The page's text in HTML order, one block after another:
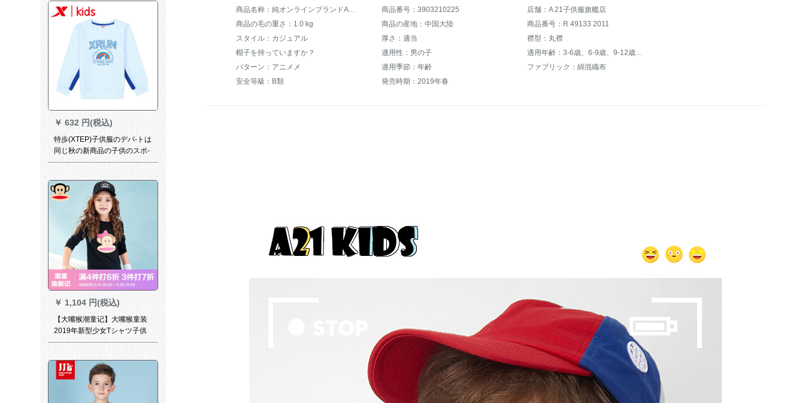
145（身長140 cmの提案）
￥ 632 円(税込)
特歩(XTEP)子供服のデパ-トは
同じ秋の新商品の子供のスポ-
ツの上にいる男性の中小伙供
110 cmです。
￥ 1,104 円(税込)
【大嘴猴潮童记】大嘴猴童装
2019年新型少女Tシャツ子供
用ジャジャジャジャジャジャ
商品名称：純オンラインブランドA 21子供服ガーディアン男性2019春新型の中大童ニット長袖ゆったり丸カーディガンR 4913133 2011大紅110 cm 商品番号：3903210225
店舗：A 21子供服旗艦店
商品の毛の重さ：1.0 kg
商品の産地：中国大陸
商品番号：R 49133 2011
スタイル：カジュアル
厚さ：適当
襟型：丸襟
帽子を持っていますか？
適用性：男の子
適用年齢：3-6歳、6-9歳、9-12歳、12歳以上
パターン：アニメメ
適用季節：年齢
ファブリック：綿混織布
安全等級：B類
発売時期：2019年春